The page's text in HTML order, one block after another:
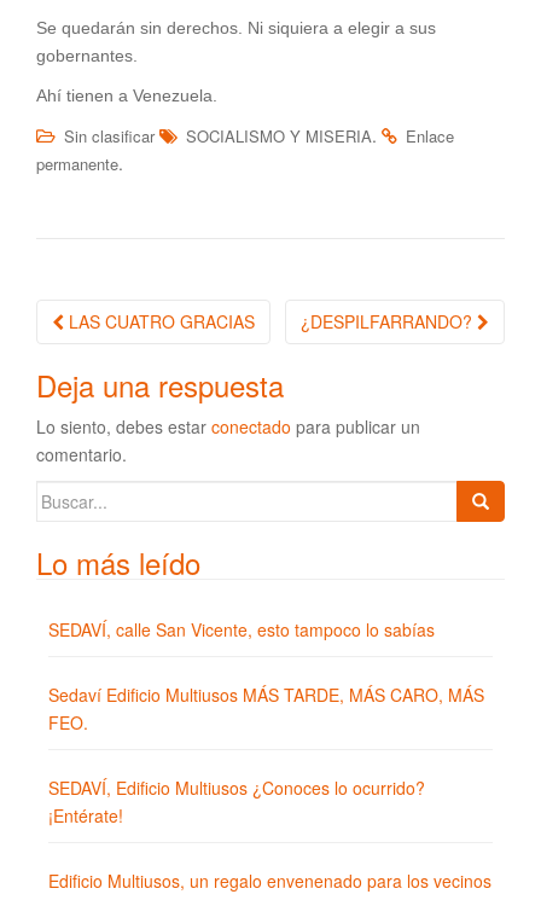
Se quedarán sin derechos. Ni siquiera a elegir a sus
gobernantes.
Ahí tienen a Venezuela.
Sin clasificar SOCIALISMO Y MISERIA.
Enlace
permanente.
Navegación de la entrada
LAS CUATRO GRACIAS ¿DESPILFARRANDO?
Deja una respuesta
Lo siento, debes estar conectado para publicar un
comentario.
Buscar:
Lo más leído
SEDAVÍ, calle San Vicente, esto tampoco lo sabías
Sedaví Edificio Multiusos MÁS TARDE, MÁS CARO, MÁS
FEO.
SEDAVÍ, Edificio Multiusos ¿Conoces lo ocurrido?
¡Entérate!
Edificio Multiusos, un regalo envenenado para los vecinos